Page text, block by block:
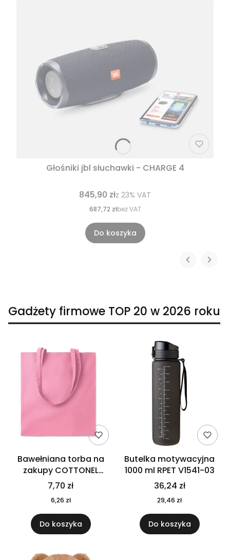
Głośniki jbl słuchawki - CHARGE 4
845,90 złz 23% VAT
687,72 złbez VAT
Do koszyka
Gadżety firmowe TOP 20 w 2026 roku
Bawełniana torba na
zakupy COTTONEL
COLOUR++ MO9846-11
7,70 zł
6,26 zł
Do koszyka
Butelka motywacyjna
1000 ml RPET V1541-03
36,24 zł
29,46 zł
Do koszyka